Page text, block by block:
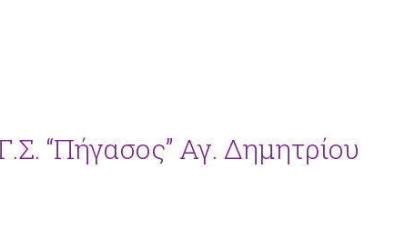
“Πήγασος” Αγ. Δημητρίου